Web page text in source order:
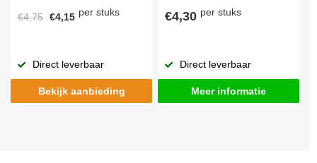
€4,75 €4,15 per stuks
Direct leverbaar
Bekijk aanbieding
€4,30 per stuks
Direct leverbaar
Meer informatie